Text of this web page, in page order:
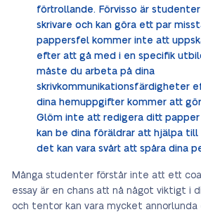
förtrollande. Förvisso är
skrivare och kan göra ett par
pappersfel kommer inte att
efter att gå med i en specifik
måste du arbeta på dina
skrivkommunikationsfärdigheter
dina hemuppgifter kommer att
Glöm inte att redigera ditt papper
kan be dina föräldrar att hjälpa
det kan vara svårt att spåra dina
Många studenter förstår inte att ett
essay är en chans att nå något viktigt i
och tentor kan vara mycket annorlunda